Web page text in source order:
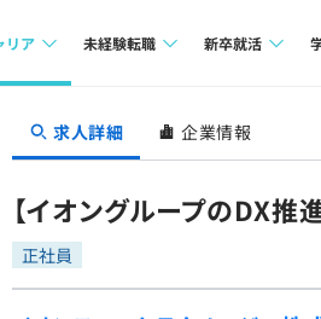
リア
ガイド
ジェント
未経験転職
求人検索
転職成功ガイド
新卒就活
本選考
インターン
求人詳細 企業情報
【イオングループのDX推
正社員